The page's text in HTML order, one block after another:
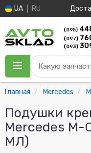
UA RU
(095)
(097)
(093)
Какую
Главная Mercedes
Подушки
Mercedes M-
МЛ)